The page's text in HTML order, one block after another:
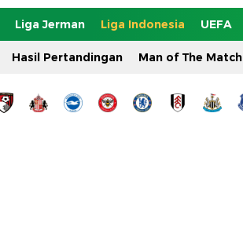
Liga Jerman Liga Indonesia UEFA
Hasil Pertandingan Man of The Match